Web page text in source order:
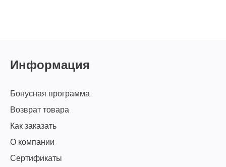
Информация
Бонусная программа
Возврат товара
Как заказать
О компании
Сертификаты